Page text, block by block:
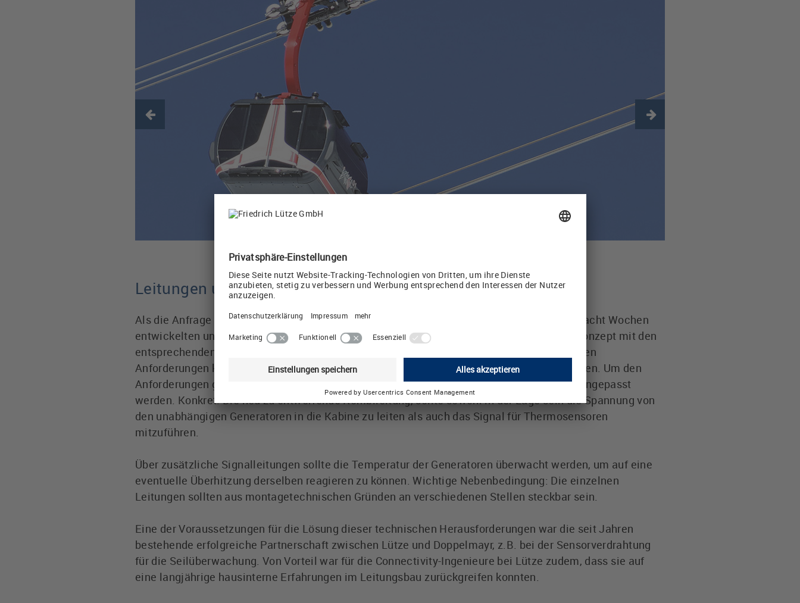
Leitungen und Verdrahtungskonzept von LÜTZE
Als die Anfrage von Doppelmayr eintraf, war schnelles Handeln gefragt. Innerhalb von nur acht Wochen
entwickelten und realisierten die LÜTZE Ingenieure ein funktionstüchtiges Verkabelungskonzept mit den
entsprechenden Steckern und Leitungen. Eines war dabei jedoch von Anfang an klar: Bei den
Anforderungen konnte nicht auf eine Standardleitung von der Stange zurückgegriffen werden. Um den
Anforderungen gerecht werden zu können, mussten bestehende Leitungen entsprechend angepasst
werden. Konkret: Die neu zu entwerfende Kombileitung, sollte sowohl in der Lage sein die Spannung von
den unabhängigen Generatoren in die Kabine zu leiten als auch das Signal für Thermosensoren
mitzuführen.
Über zusätzliche Signalleitungen sollte die Temperatur der Generatoren überwacht werden, um auf eine
eventuelle Überhitzung derselben reagieren zu können. Wichtige Nebenbedingung: Die einzelnen
Leitungen sollten aus montagetechnischen Gründen an verschiedenen Stellen steckbar sein.
Eine der Voraussetzungen für die Lösung dieser technischen Herausforderungen war die seit Jahren
bestehende erfolgreiche Partnerschaft zwischen Lütze und Doppelmayr, z.B. bei der Sensorverdrahtung
für die Seilüberwachung. Von Vorteil war für die Connectivity-Ingenieure bei Lütze zudem, dass sie auf
eine langjährige hausinterne Erfahrungen im Leitungsbau zurückgreifen konnten.